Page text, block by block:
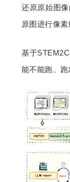
还原原始图
原图进行像素
基于
能不能跑、跑